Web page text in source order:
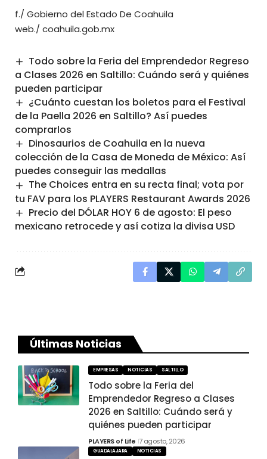
f./ Gobierno del Estado De Coahuila
web./ coahuila.gob.mx
Todo sobre la Feria del Emprendedor Regreso
a Clases 2026 en Saltillo: Cuándo será y quiénes
pueden participar
¿Cuánto cuestan los boletos para el Festival
de la Paella 2026 en Saltillo? Así puedes
comprarlos
Dinosaurios de Coahuila en la nueva
colección de la Casa de Moneda de México: Así
puedes conseguir las medallas
The Choices entra en su recta final; vota por
tu FAV para los PLAYERS Restaurant Awards 2026
Precio del DÓLAR HOY 6 de agosto: El peso
mexicano retrocede y así cotiza la divisa USD
Últimas Noticias
EMPRESAS NOTICIAS SALTILLO
Todo sobre la Feria del
Emprendedor Regreso a Clases
2026 en Saltillo: Cuándo será y
quiénes pueden participar
PLAYERS of Life 7 agosto, 2026
GUADALAJARA NOTICIAS